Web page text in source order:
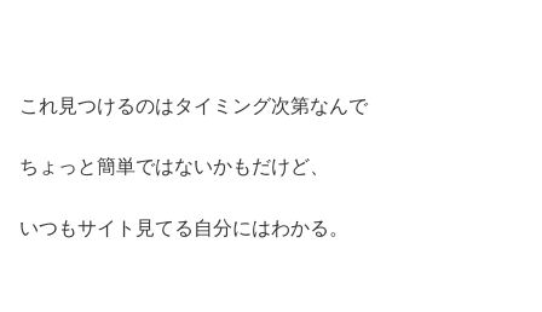
これ見つけるのはタイミング次第なんで
ちょっと簡単ではないかもだけど、
いつもサイト見てる自分にはわかる。